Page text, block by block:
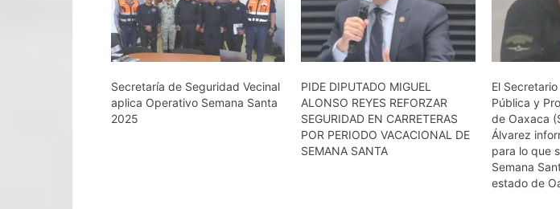
Secretaría de Seguridad Vecinal
aplica Operativo Semana Santa
2025
PIDE DIPUTADO MIGUEL
ALONSO REYES REFORZAR
SEGURIDAD EN CARRETERAS
POR PERIODO VACACIONAL DE
SEMANA SANTA
El
Pública y
de Oaxaca
Álvarez
para lo que
Semana
estado de